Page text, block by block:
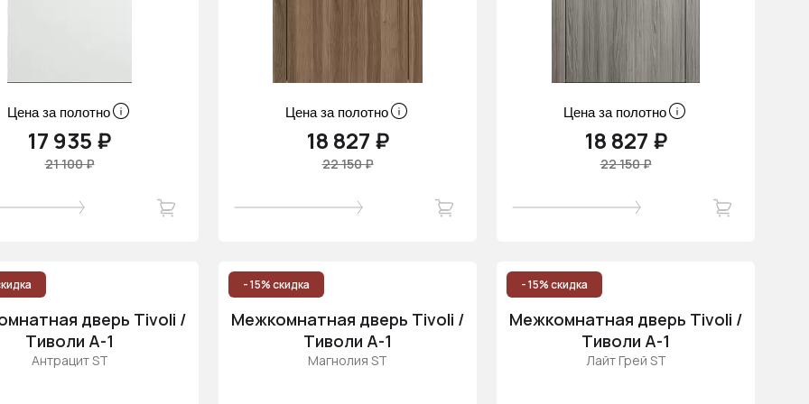
Цена за полотно
17 935 ₽
21 100 ₽
Цена за полотно
18 827 ₽
22 150 ₽
Цена за полотно
18 827 ₽
22 150 ₽
дверь Tivoli /
Тиволи А-1
Антрацит ST
- 15% скидка
Межкомнатная дверь Tivoli /
Тиволи А-1
Магнолия ST
- 15% скидка
Межкомнатная дверь Tivoli /
Тиволи А-1
Лайт Грей ST